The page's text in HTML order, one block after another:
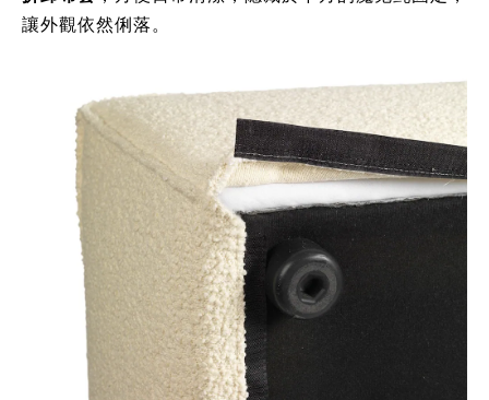
讓外觀依然俐落。